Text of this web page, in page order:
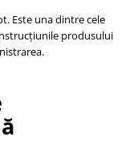
Este una dintre cele
produsului